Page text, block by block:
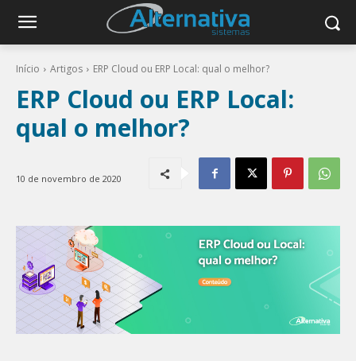
Início Artigos ERP Cloud ou ERP Local: qual o melhor?
ERP Cloud ou ERP Local:
qual o melhor?
10 de novembro de 2020